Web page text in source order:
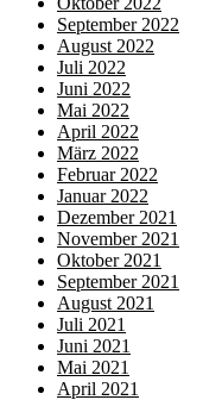
September 2022
August 2022
Juli 2022
Juni 2022
Mai 2022
April 2022
März 2022
Februar 2022
Januar 2022
Dezember 2021
November 2021
Oktober 2021
September 2021
August 2021
Juli 2021
Juni 2021
Mai 2021
April 2021